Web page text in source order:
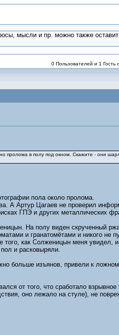
мысли и пр. можно также
0 Пользователей и 1 Гость
пролома в полу под окном. Скажите - они
пола около пролома.
А Артур Цагаев не проверил
ГПЭ и других металлических
На полу виден скрученный
и гранатомётами и никого не
как Солженицын меня увидел,
и расковыряли.
больше изъянов, привели к
от того, что сработало взрывное
оно лежало на стуле), не